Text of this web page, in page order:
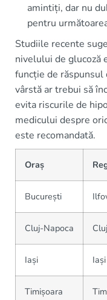
amintiți, dar nu
pentru
Studiile recente
nivelului de glucoză
funcție de
vârstă ar trebui să
evita riscurile de
medicului despre
este recomandată.
Oraș
București
Cluj-Napoca Cluj
Iași Iași
Timișoara